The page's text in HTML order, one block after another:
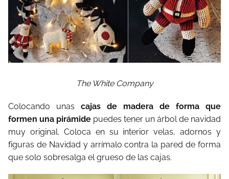
The White Company
Colocando unas cajas de madera de forma que
formen una pirámide puedes tener un árbol de navidad
muy original. Coloca en su interior velas, adornos y
figuras de Navidad y arrímalo contra la pared de forma
que solo sobresalga el grueso de las cajas.